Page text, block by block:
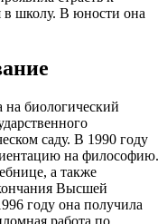
в школу. В юности она
биологический
саду. В 1990 году
на философию.
а также
Высшей
году она получила
работа по